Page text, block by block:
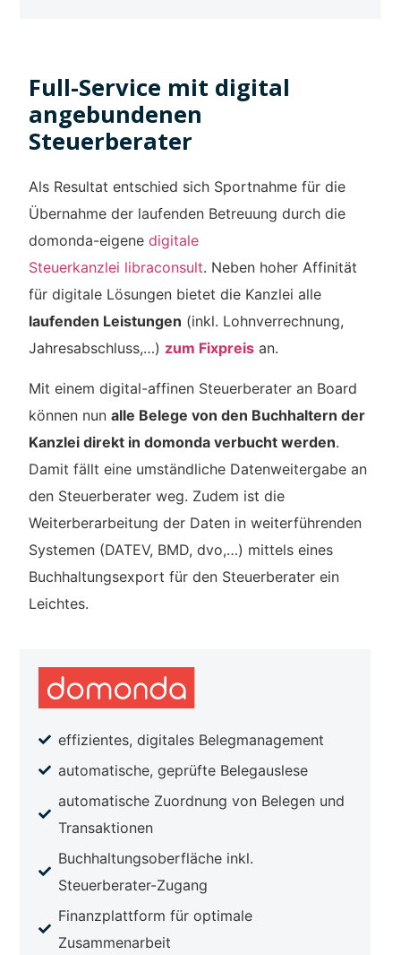
Full-Service mit digital
angebundenen
Steuerberater
Als Resultat entschied sich Sportnahme für die
Übernahme der laufenden Betreuung durch die
domonda-eigenedigitale
Steuerkanzlei libraconsult. Neben hoher Affinität
für digitale Lösungen bietet die Kanzlei alle
laufenden Leistungen (inkl. Lohnverrechnung,
Jahresabschluss,…) zum Fixpreis an.
Mit einem digital-affinen Steuerberater an Board
können nunalle Belege von den Buchhaltern der
Kanzlei direkt in domonda verbucht werden.
Damit fällt eine umständliche Datenweitergabe an
den Steuerberater weg. Zudem ist die
Weiterberarbeitung der Daten in weiterführenden
Systemen (DATEV, BMD, dvo,…) mittels eines
Buchhaltungsexport für den Steuerberater ein
Leichtes.
effizientes, digitales Belegmanagement
automatische, geprüfte Belegauslese
automatische Zuordnung von Belegen und
Transaktionen
Buchhaltungsoberfläche inkl.
Steuerberater-Zugang
Finanzplattform für optimale
Zusammenarbeit